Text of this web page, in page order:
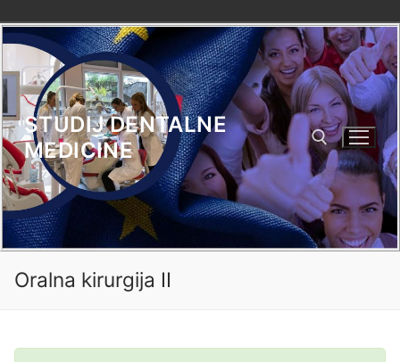
Skip
content
STUDIJ DENTALNE
MEDICINE
Search for:
Oralna kirurgija II